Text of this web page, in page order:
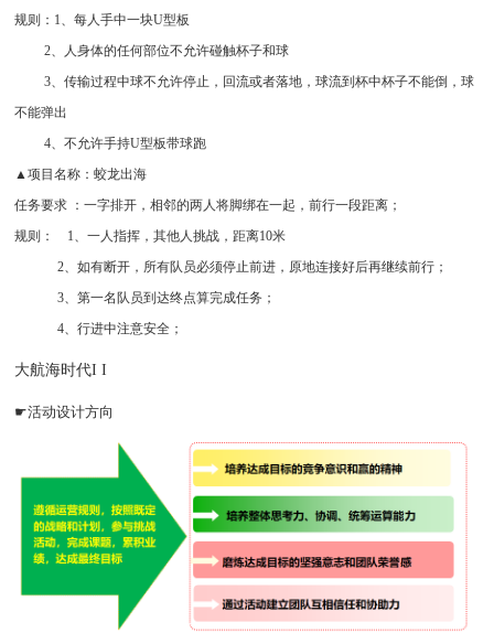
规则：1、每人手中一块U型板
2、人身体的任何部位不允许碰触杯子和球
3、传输过程中球不允许停止，回流或者落地，球流到杯中杯子不能倒，球
不能弹出
4、不允许手持U型板带球跑
▲项目名称：蛟龙出海
任务要求 ：一字排开，相邻的两人将脚绑在一起，前行一段距离；
规则： 1、一人指挥，其他人挑战，距离10米
2、如有断开，所有队员必须停止前进，原地连接好后再继续前行；
3、第一名队员到达终点算完成任务；
4、行进中注意安全；
大航海时代I I
☛活动设计方向